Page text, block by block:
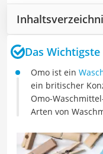
Das
Omo ist ein
ein britischer
Omo-
Arten von